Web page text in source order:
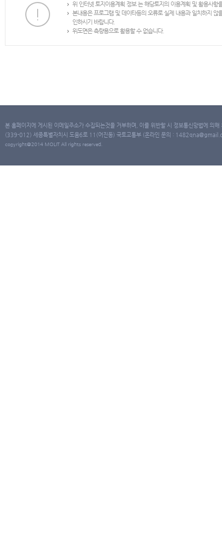
위 인터넷 토지이용계획 정보 는 해당토지의 이용계획 및 활용사
본내용은 프로그램 및 데이타등의 오류로 실제 내용과 일치하지
인하시기 바랍니다.
위도면은 측량용으로 활용할 수 없습니다.
본 홈페이지에 게시된 이메일주소가 수집되는것을 거부하며, 이를 위반할 시 정보통신망법에 의
(339-012) 세종특별자치시 도움6로 11(어진동) 국토교통부 (온라인 문의 :
copyright@2014 MOLIT All rights reserved.